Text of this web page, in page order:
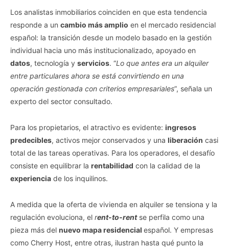
Los analistas inmobiliarios coinciden en que esta tendencia
responde a un cambio más amplio en el mercado residencial
español: la transición desde un modelo basado en la gestión
individual hacia uno más institucionalizado, apoyado en
datos, tecnología y servicios. “Lo que antes era un alquiler
entre particulares ahora se está convirtiendo en una
operación gestionada con criterios empresariales”, señala un
experto del sector consultado.
Para los propietarios, el atractivo es evidente: ingresos
predecibles, activos mejor conservados y una liberación casi
total de las tareas operativas. Para los operadores, el desafío
consiste en equilibrar la rentabilidad con la calidad de la
experiencia de los inquilinos.
A medida que la oferta de vivienda en alquiler se tensiona y la
regulación evoluciona, el rent-to-rentse perfila como una
pieza más del nuevo mapa residencial español. Y empresas
como Cherry Host, entre otras, ilustran hasta qué punto la